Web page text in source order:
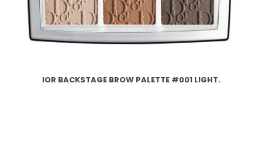
IOR BACKSTAGE BROW PALETTE #001 LIGHT.